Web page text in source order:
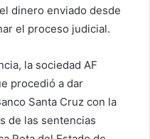
dinero enviado desde
el proceso judicial.
la sociedad AF
procedió a dar
Santa Cruz con la
de las sentencias